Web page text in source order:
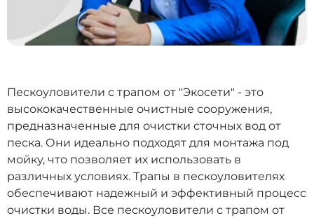
Пескоуловители с трапом от "Экосети" - это
высококачественные очистные сооружения,
предназначенные для очистки сточных вод от
песка. Они идеально подходят для монтажа под
мойку, что позволяет их использовать в
различных условиях. Трапы в пескоуловителях
обеспечивают надежный и эффективный процесс
очистки воды. Все пескоуловители с трапом от